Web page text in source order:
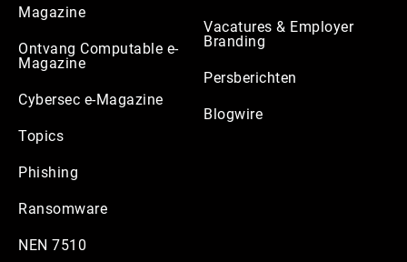
Magazine
Ontvang Computable e-
Magazine
Cybersec e-Magazine
Topics
Phishing
Ransomware
NEN 7510
Vacatures & Employer
Branding
Persberichten
Blogwire